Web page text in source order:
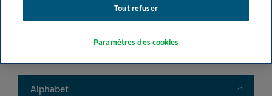
Filtres clairs
Alphabet Toggle
Tout refuser
Paramètres des cookies